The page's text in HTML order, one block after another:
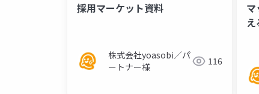
採用マーケット資料
株式会社yoasobi／パ
ートナー様
116